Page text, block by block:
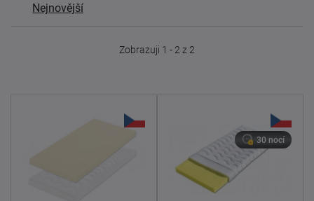
Nejnovější
Zobrazuji 1 - 2 z 2
30 nocí